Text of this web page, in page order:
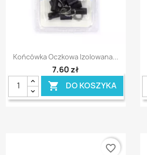
Szybki podgląd
Końcówka Oczkowa Izolowana...
7,60 zł
 DO KOSZYKA
favorite_border